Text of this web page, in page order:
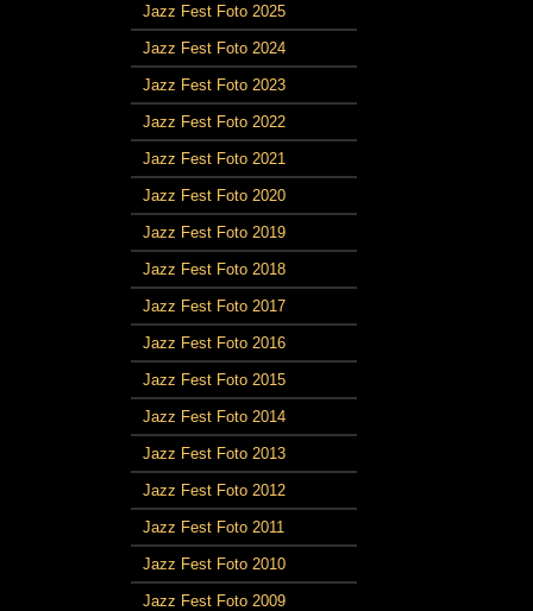
Jazz Fest Foto 2025
Jazz Fest Foto 2024
Jazz Fest Foto 2023
Jazz Fest Foto 2022
Jazz Fest Foto 2021
Jazz Fest Foto 2020
Jazz Fest Foto 2019
Jazz Fest Foto 2018
Jazz Fest Foto 2017
Jazz Fest Foto 2016
Jazz Fest Foto 2015
Jazz Fest Foto 2014
Jazz Fest Foto 2013
Jazz Fest Foto 2012
Jazz Fest Foto 2011
Jazz Fest Foto 2010
Jazz Fest Foto 2009